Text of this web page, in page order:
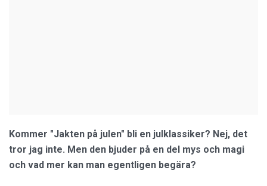
Kommer "Jakten på julen" bli en julklassiker? Nej, det
tror jag inte. Men den bjuder på en del mys och magi
och vad mer kan man egentligen begära?